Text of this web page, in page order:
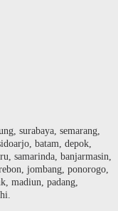
surabaya, semarang,
batam, depok,
samarinda, banjarmasin,
jombang, ponorogo,
madiun, padang,